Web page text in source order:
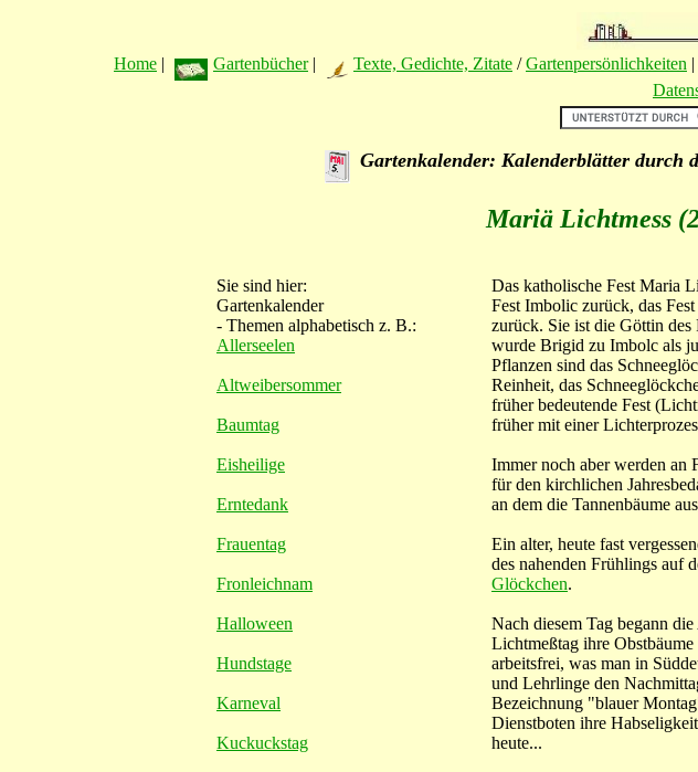
Home | Gartenbücher| Texte, Gedichte, Zitate /Gartenpersönlichkeiten |
Gartenkalender: Kalenderblätter durch
Mariä Lichtmess
Sie sind hier:
Gartenkalender
- Themen alphabetisch z. B.:
Allerseelen
Altweibersommer
Baumtag
Eisheilige
Erntedank
Frauentag
Fronleichnam
Halloween
Hundstage
Karneval
Kuckuckstag
Das katholische Fest Maria
Fest Imbolic zurück, das
zurück. Sie ist die Göttin
wurde Brigid zu Imbolc als
Pflanzen sind das
Reinheit, das
früher bedeutende Fest
früher mit einer
Immer noch aber werden an
für den kirchlichen
an dem die Tannenbäume
Ein alter, heute fast
des nahenden Frühlings auf
Glöckchen.
Nach diesem Tag begann
Lichtmeßtag ihre
arbeitsfrei, was man in
und Lehrlinge den
Bezeichnung "blauer
Dienstboten ihre
heute...